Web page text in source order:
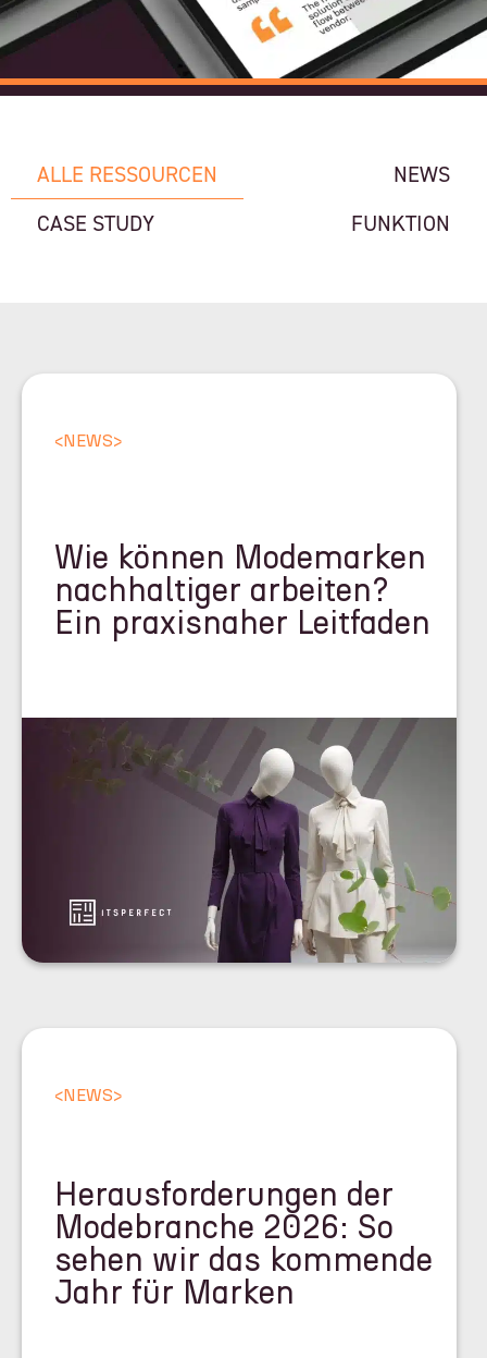
ALLE RESSOURCEN
NEWS
CASE STUDY
FUNKTION
<NEWS>
Wie können Modemarken
nachhaltiger arbeiten?
Ein praxisnaher Leitfaden
<NEWS>
Herausforderungen der
Modebranche 2026: So
sehen wir das kommende
Jahr für Marken